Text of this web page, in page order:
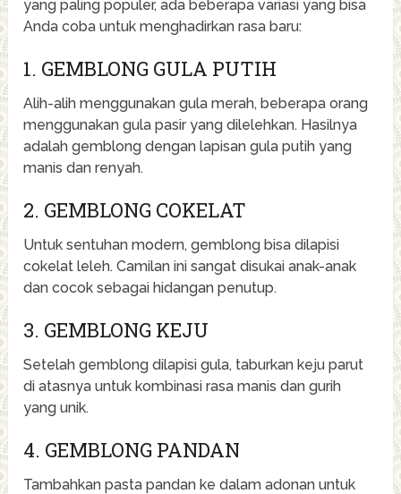
yang paling populer, ada beberapa variasi yang bisa
Anda coba untuk menghadirkan rasa baru:
1. GEMBLONG GULA PUTIH
Alih-alih menggunakan gula merah, beberapa orang
menggunakan gula pasir yang dilelehkan. Hasilnya
adalah gemblong dengan lapisan gula putih yang
manis dan renyah.
2. GEMBLONG COKELAT
Untuk sentuhan modern, gemblong bisa dilapisi
cokelat leleh. Camilan ini sangat disukai anak-anak
dan cocok sebagai hidangan penutup.
3. GEMBLONG KEJU
Setelah gemblong dilapisi gula, taburkan keju parut
di atasnya untuk kombinasi rasa manis dan gurih
yang unik.
4. GEMBLONG PANDAN
Tambahkan pasta pandan ke dalam adonan untuk